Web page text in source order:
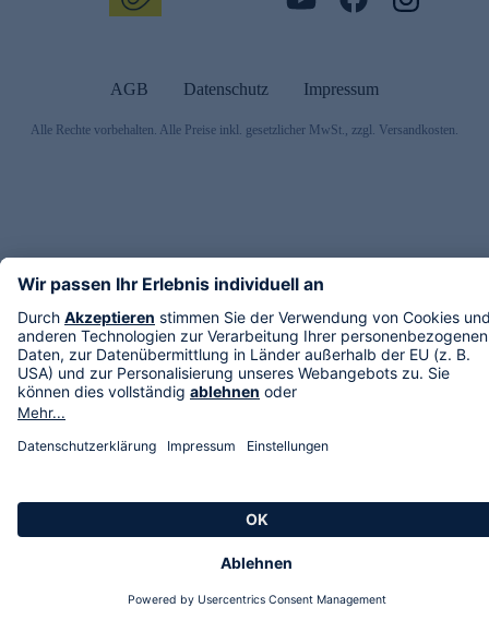
AGB Datenschutz Impressum
Alle Rechte vorbehalten. Alle Preise inkl. gesetzlicher MwSt., zzgl. Versandkosten.